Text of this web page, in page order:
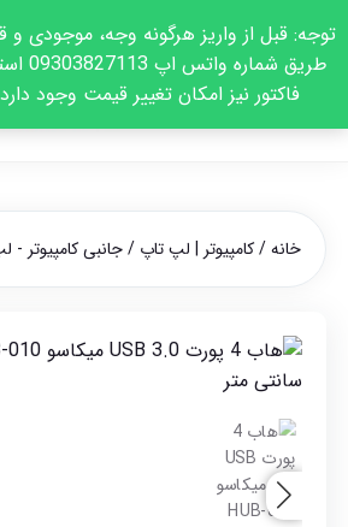
توجه: قبل از واریز هرگونه وجه، موجودی و
طریق
فاکتور نیز امکان تغییر قیمت وجود
خانه/کامپیوتر | لپ تاپ /جانبی کامپیوتر -